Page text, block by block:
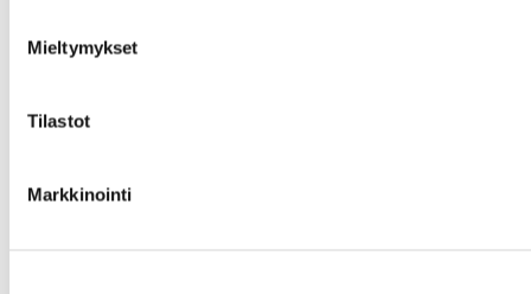
Mieltymykset
Tilastot
Markkinointi